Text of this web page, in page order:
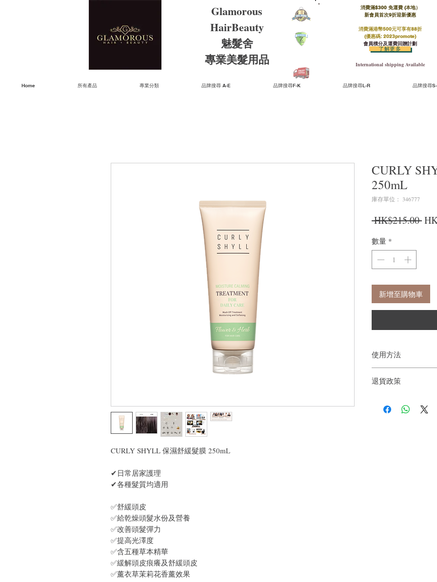
Glamorous
HairBeauty
魅髮舍
​​專業美髮用品
消費滿$300 免運費 (本地）​
新會員首次9折迎新優惠
消費滿港幣500元可享有88折
(優惠碼: 2023promote)
會員積分及運費回贈計劃
International shipping Available
了解更多
Home 所有產品 專業分類 品牌搜尋 A-E 品牌搜尋F-K 品牌搜尋L-R 品牌搜尋
CURLY SHYLL 保濕舒緩髮膜 250mL
✔ 日常居家護理
✔各種髮質均適用
✅舒緩頭皮
✅給乾燥頭髮水份及營養
✅改善頭髮彈力
✅提高光澤度
✅含五種草本精華
✅緩解頭皮痕癢及舒緩頭皮
✅薰衣草茉莉花香薰效果
CURLY
250mL
庫存單位： 346777
HK$215.00 一
數量 *
新增至購物車
使用方法
2.靜待3-5分鐘，以溫
退貨政策
戶。首先，您需要在